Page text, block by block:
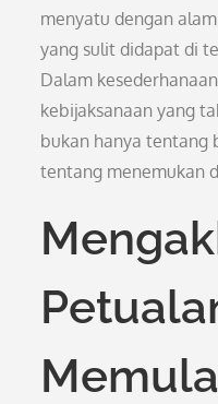
menyatu dengan
yang sulit didapat di
Dalam
kebijaksanaan yang
bukan hanya tentang
tentang menemukan